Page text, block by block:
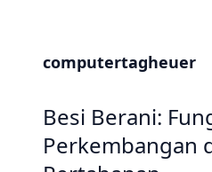
computertagheuer
Besi Berani:
Perkembangan